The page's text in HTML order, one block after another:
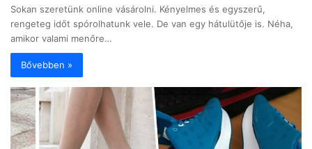
Sokan szeretünk online vásárolni. Kényelmes és egyszerű,
rengeteg időt spórolhatunk vele. De van egy hátulütője is. Néha,
amikor valami menőre…
Bővebben »